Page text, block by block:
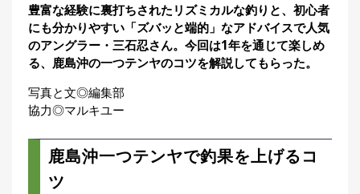
豊富な経験に裏打ちされたリズミカルな釣りと、初心者
にも分かりやすい「ズバッと端的」なアドバイスで人気
のアングラー・三石忍さん。今回は1年を通じて楽しめ
る、鹿島沖の一つテンヤのコツを解説してもらった。
写真と文◎編集部
協力◎マルキユー
鹿島沖一つテンヤで釣果を上げるコ
ツ
的
か
ら
探
す
›
全
お
›